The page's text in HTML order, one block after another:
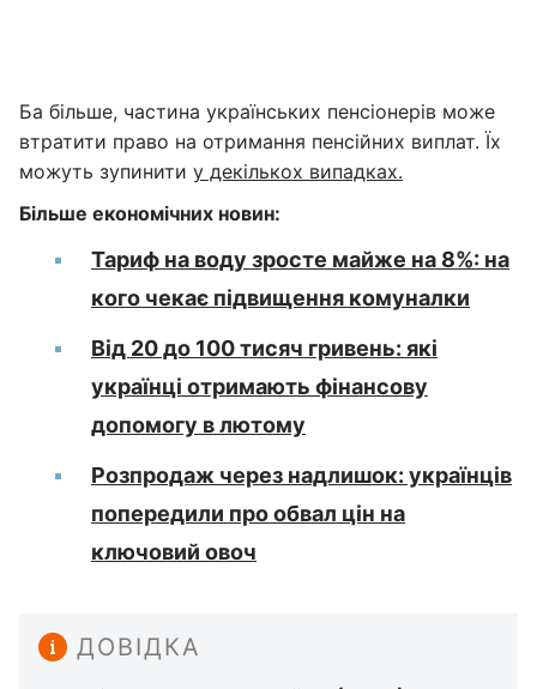
Ба більше, частина українських пенсіонерів може
втратити право на отримання пенсійних виплат. Їх
можуть зупинити у декількох випадках.
Більше економічних новин:
Тариф на воду зросте майже на 8%: на
кого чекає підвищення комуналки
Від 20 до 100 тисяч гривень: які
українці отримають фінансову
допомогу в лютому
Розпродаж через надлишок: українців
попередили про обвал цін на
ключовий овоч
ДОВІДКА